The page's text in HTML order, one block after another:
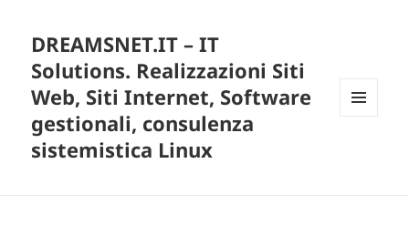
DREAMSNET.IT – IT
Solutions. Realizzazioni Siti
Web, Siti Internet, Software
gestionali, consulenza
sistemistica Linux